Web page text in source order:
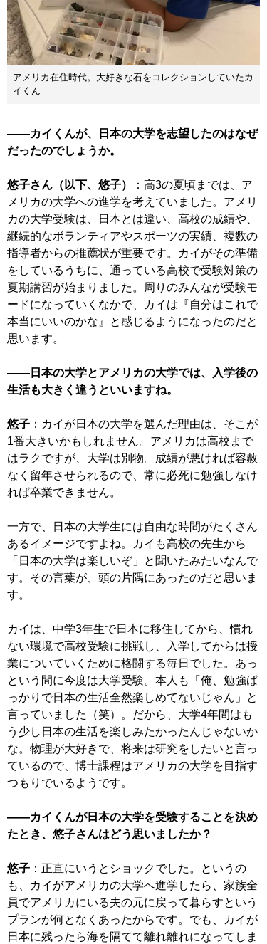
アメリカ在住時代。大好きな石をコレクションしていたカ
イくん
――カイくんが、日本の大学を志望したのはなぜ
だったのでしょうか。
悠子さん（以下、悠子）
：高3の夏頃までは、ア
メリカの大学への進学を考えていました。アメリ
カの大学受験は、日本とは違い、高校の成績や、
継続的なボランティアやスポーツの実績、複数の
指導者からの推薦状が重要です。カイがその準備
をしているうちに、通っている高校で受験対策の
夏期講習が始まりました。周りのみんなが受験モ
ードになっていくなかで、カイは『自分はこれで
本当にいいのかな』と感じるようになったのだと
思います。
――日本の大学とアメリカの大学では、入学後の
生活も大きく違うといいますね。
悠子 ：カイが日本の大学を選んだ理由は、そこが
1番大きいかもしれません。アメリカは高校まで
はラクですが、大学は別物。成績が悪ければ容赦
なく留年させられるので、常に必死に勉強しなけ
れば卒業できません。
一方で、日本の大学生には自由な時間がたくさん
あるイメージですよね。カイも高校の先生から
「日本の大学は楽しいぞ」と聞いたみたいなんで
す。その言葉が、頭の片隅にあったのだと思いま
す。
カイは、中学3年生で日本に移住してから、慣れ
ない環境で高校受験に挑戦し、入学してからは授
業についていくために格闘する毎日でした。あっ
という間に今度は大学受験。本人も「俺、勉強ば
っかりで日本の生活全然楽しめてないじゃん」と
言っていました（笑）。だから、大学4年間はも
う少し日本の生活を楽しみたかったんじゃないか
な。物理が大好きで、将来は研究をしたいと言っ
ているので、博士課程はアメリカの大学を目指す
つもりでいるようです。
――カイくんが日本の大学を受験することを決め
たとき、悠子さんはどう思いましたか？
悠子 ：正直にいうとショックでした。というの
も、カイがアメリカの大学へ進学したら、家族全
員でアメリカにいる夫の元に戻って暮らすという
プランが何となくあったからです。でも、カイが
日本に残ったら海を隔てて離れ離れになってしま